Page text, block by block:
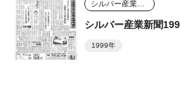
シルバー産業新聞
1999年